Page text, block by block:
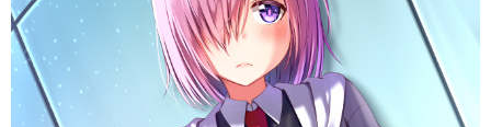
チャンネル
マンガ